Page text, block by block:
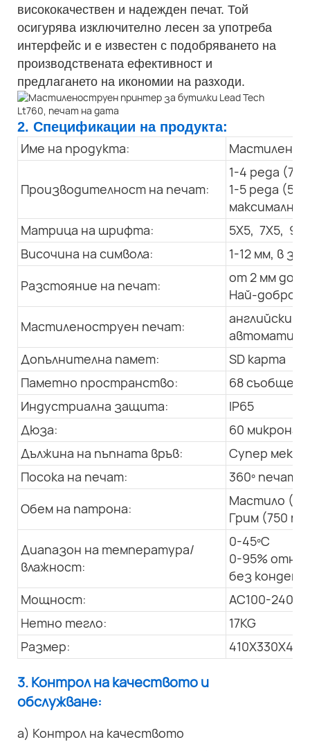
висококачествен и надежден печат. Той
осигурява изключително лесен за употреба
интерфейс и е известен с подобряването на
производствената ефективност и
предлагането на икономии на разходи.
2. Спецификации на продукта:
Име на продукта: Мастилено-
Производителност на печат:
1-4 реда
1-5 реда
максимална
Матрица на шрифта:
5X5, 7X5,
Височина на символа:
1-12 мм, в
Разстояние на печат:
от 2 мм до
Най-добро:
Мастиленоструен печат:
английски,
Допълнителна памет:
SD карта
Паметно пространство:
68
Индустриална защита:
IP65
Дюза:
60 микрона
Дължина на пъпната връв:
Супер мека,
Посока на печат:
360º печат
Обем на патрона:
Мастило
Грим (750 мл)
Диапазон на температура/
влажност:
0-45ºC
0-95%
без
Мощност:
AC100-240V;
Нетно тегло:
17KG
Размер:
3. Контрол на качеството и
обслужване:
а) Контрол на качеството